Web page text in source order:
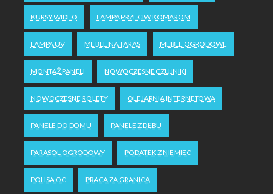
KURSY WIDEO LAMPA PRZECIW KOMAROM
LAMPA UV MEBLE NA TARAS MEBLE OGRODOWE
MONTAŻ PANELI NOWOCZESNE CZUJNIKI
NOWOCZESNE ROLETY OLEJARNIA INTERNETOWA
PANELE DO DOMU PANELE Z DĘBU
PARASOL OGRODOWY PODATEK Z NIEMIEC
POLISA OC PRACA ZA GRANICĄ